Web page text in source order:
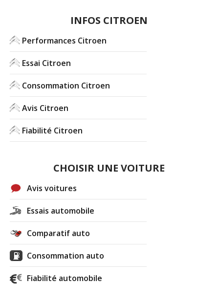
INFOS CITROEN
Performances Citroen
Essai Citroen
Consommation Citroen
Avis Citroen
Fiabilité Citroen
CHOISIR UNE VOITURE
Avis voitures
Essais automobile
Comparatif auto
Consommation auto
Fiabilité automobile